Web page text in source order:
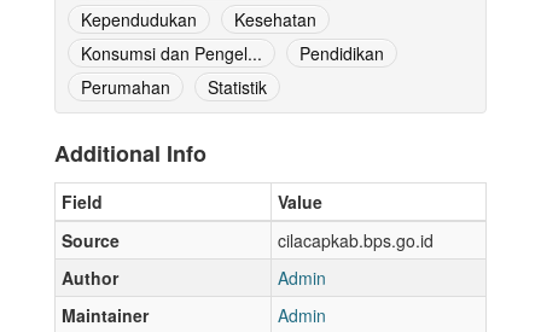
Kependudukan
Kesehatan
Konsumsi dan Pengel...
Pendidikan
Perumahan
Statistik
Additional Info
Field
Value
Source
cilacapkab.bps.go.id
Author
Admin
Maintainer
Admin